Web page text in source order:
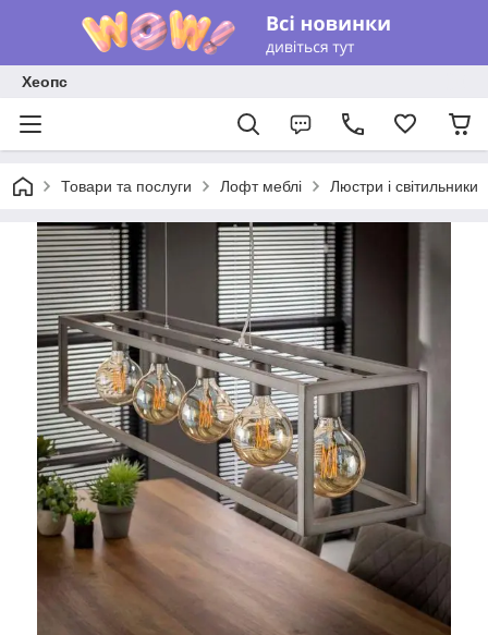
Хеопс
Товари та послуги Лофт меблі Люстри і світильники